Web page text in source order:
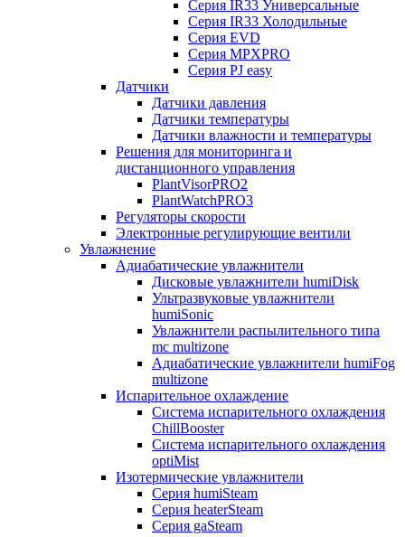
Серия IR33 Универсальные
Серия IR33 Холодильные
Серия EVD
Серия MPXPRO
Серия PJ easy
Датчики
Датчики давления
Датчики температуры
Датчики влажности и температуры
Решения для мониторинга и
дистанционного управления
PlantVisorPRO2
PlantWatchPRO3
Регуляторы скорости
Электронные регулирующие вентили
Увлажнение
Адиабатические увлажнители
Дисковые увлажнители humiDisk
Ультразвуковые увлажнители
humiSonic
Увлажнители распылительного типа
mc multizone
Адиабатические увлажнители humiFog
multizone
Испарительное охлаждение
Система испарительного охлаждения
ChillBooster
Система испарительного охлаждения
optiMist
Изотермические увлажнители
Серия humiSteam
Серия heaterSteam
Серия gaSteam